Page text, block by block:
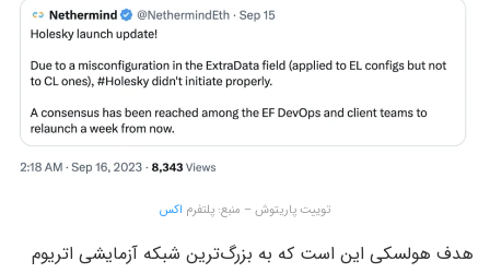
توییت پاریتوش – منبع: پلتفرم اکس
هدف هولسکی این است که به بزرگ‌ترین شبکه آزمایشی اتریوم